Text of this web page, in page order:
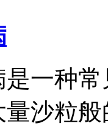
一种
量沙粒